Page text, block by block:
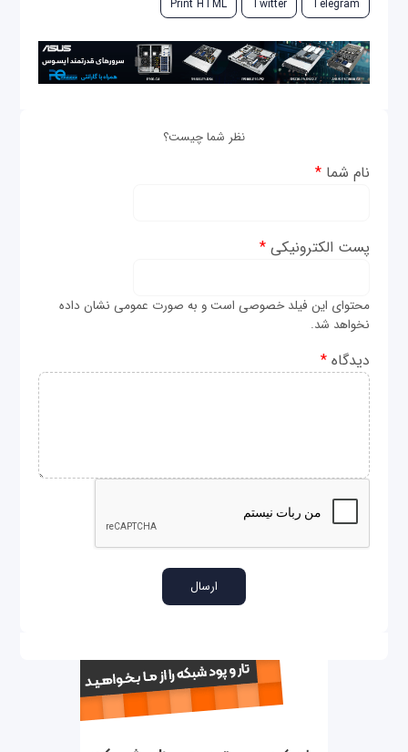
Telegram
Twitter
Print HTML
نظر شما چیست؟
نام شما*
پست الکترونیکی*
محتوای این فیلد خصوصی است و به صورت عمومی نشان داده
نخواهد شد.
دیدگاه*